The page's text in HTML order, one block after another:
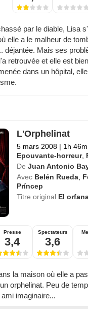
par le diable, Lisa
elle a le malheur de
déjantée. Mais ses
retrouvée et elle est
dans un hôpital,
L'Orphelinat
5 mars 2008 | 1h
Epouvante-horreur,
De Juan Antonio
Avec Belén Rueda
Príncep
Titre original El
Presse
3,4
Spectateurs
3,6
la maison où elle a
orphelinat. Peu de
imaginaire...